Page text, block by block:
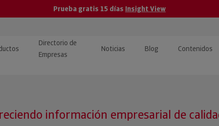
Prueba gratis 15 días Insight View
Directorio de
Empresas
Noticias Blog Contenidos
Pública
información empresarial de